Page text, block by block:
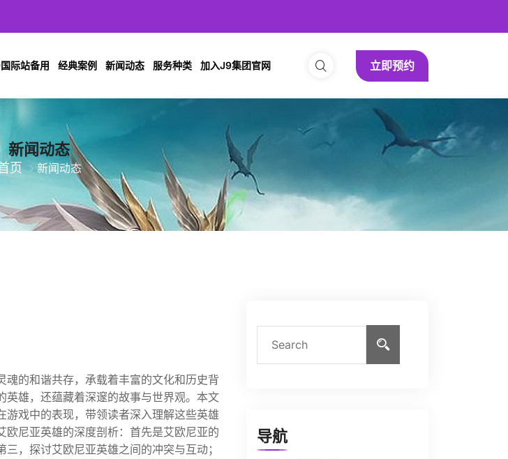
际站备用 经典案例 新闻动态 服务种类 加入J9集团官网 立即预约
新闻动态
页 新闻动态
的和谐共存，承载着丰富的文化和历史背
雄，还蕴藏着深邃的故事与世界观。本文
戏中的表现，带领读者深入理解这些英雄
尼亚英雄的深度剖析：首先是艾欧尼亚的
，探讨艾欧尼亚英雄之间的冲突与互动；
导航